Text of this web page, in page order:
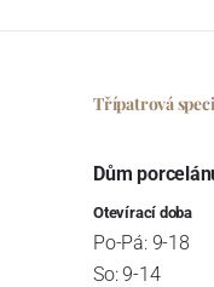
Třípatrová
Dům
Otevírací doba
Po-Pá: 9-18
So: 9-14